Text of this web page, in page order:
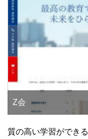
Z会
質の高い学習ができる